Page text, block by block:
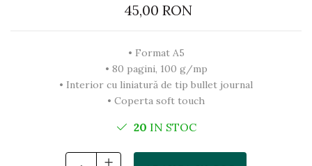
45,00 RON
• Format A5
• 80 pagini, 100 g/mp
• Interior cu liniatură de tip bullet journal
• Coperta soft touch
20 IN STOC